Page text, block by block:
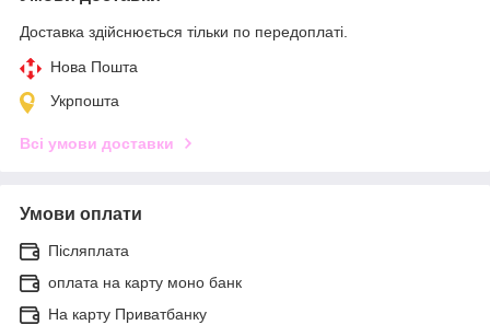
Доставка здійснюється тільки по передоплаті.
Нова Пошта
Укрпошта
Всі умови доставки
Умови оплати
Післяплата
оплата на карту моно банк
На карту Приватбанку